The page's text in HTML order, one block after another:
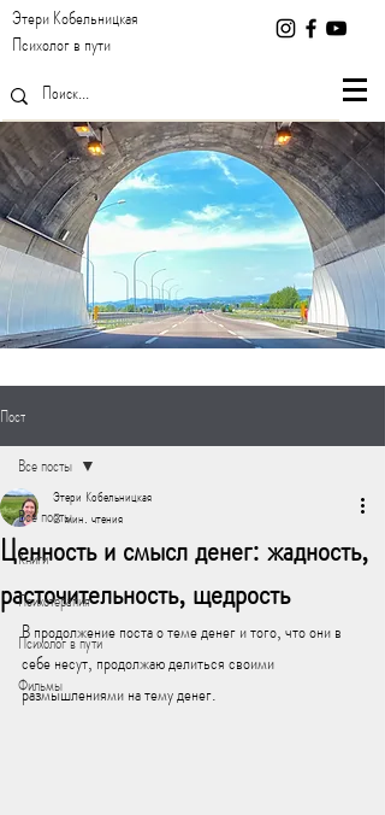
Этери Кобельницкая
Психолог в пути
Пост
Все посты
Книги
Психотерапия
Психолог в пути
Фильмы
Все посты
Ценность и смысл денег: жадность,
расточительность, щедрость
Этери Кобельницкая
3 мин. чтения
В продолжение поста о теме денег и того, что они в
себе несут, продолжаю делиться своими
размышлениями на тему денег.